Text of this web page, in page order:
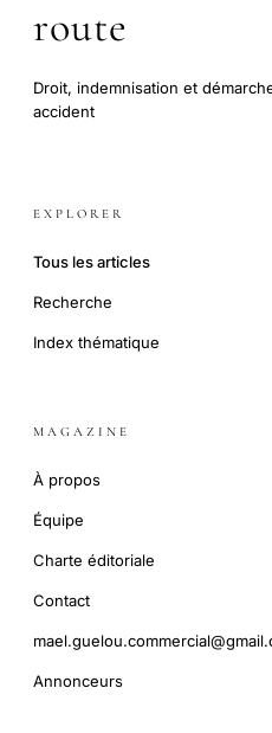
route
Droit, indemnisation et
accident
EXPLORER
Tous les articles
Recherche
Index thématique
MAGAZINE
À propos
Équipe
Charte éditoriale
Contact
Annonceurs